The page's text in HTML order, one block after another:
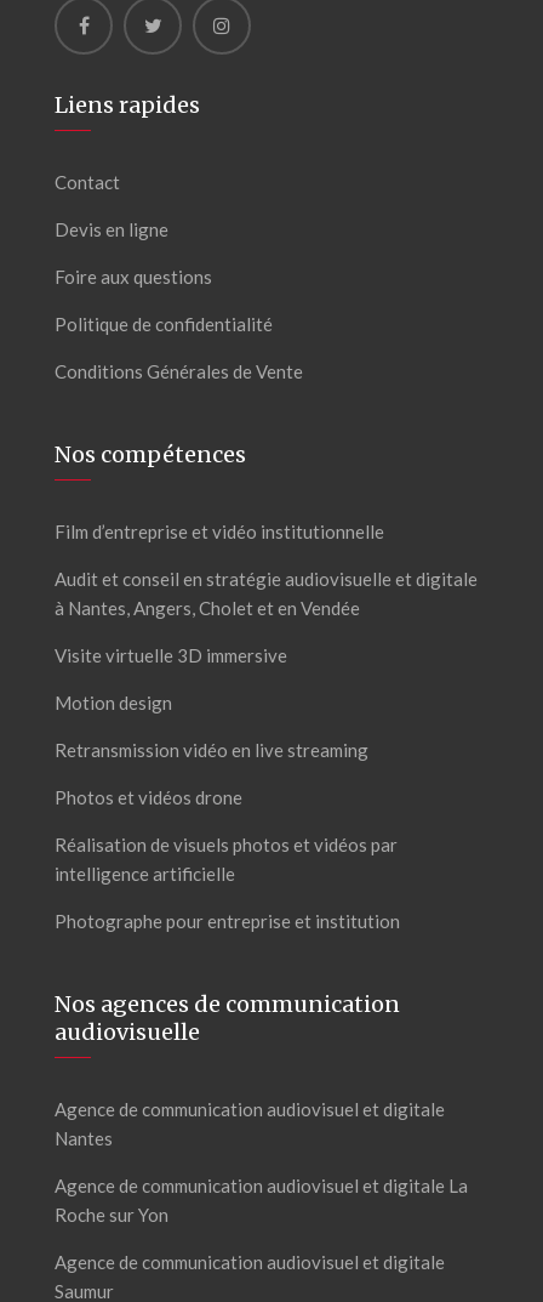
Liens rapides
Contact
Devis en ligne
Foire aux questions
Politique de confidentialité
Conditions Générales de Vente
Nos compétences
Film d’entreprise et vidéo institutionnelle
Audit et conseil en stratégie audiovisuelle et digitale
à Nantes, Angers, Cholet et en Vendée
Visite virtuelle 3D immersive
Motion design
Retransmission vidéo en live streaming
Photos et vidéos drone
Réalisation de visuels photos et vidéos par
intelligence artificielle
Photographe pour entreprise et institution
Nos agences de communication
audiovisuelle
Agence de communication audiovisuel et digitale
Nantes
Agence de communication audiovisuel et digitale La
Roche sur Yon
Agence de communication audiovisuel et digitale
Saumur